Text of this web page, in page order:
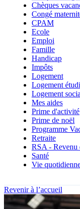
Chèques
Congé
CPAM
Ecole
Emploi
Famille
Handicap
Impôts
Logement
Logement
Logement
Mes aides
Prime d'activité
Prime de noël
Programme
Retraite
RSA - Revenu
Santé
Vie
Revenir à l’accueil